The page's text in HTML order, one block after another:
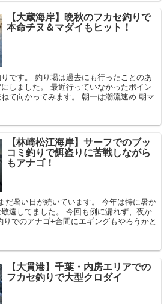
【大蔵海岸】晩秋のフカセ釣りで
本命チヌ＆マダイもヒット！
です。 釣り場は過去にも行ったことのあ
しました。 最近行っていなかったポイン
て向かってみます。 朝一は潮流速め 朝マ
【林崎松江海岸】サーフでのブッ
コミ釣りで餌盗りに苦戦しながら
もアナゴ！
だ暑い日が続いています。 今年は特に暑か
遠してました。 今回も例に漏れず、夜か
りでのアナゴ+合間にエギングもやろうかと
【大貫港】千葉・内房エリアでの
フカセ釣りで大型クロダイ